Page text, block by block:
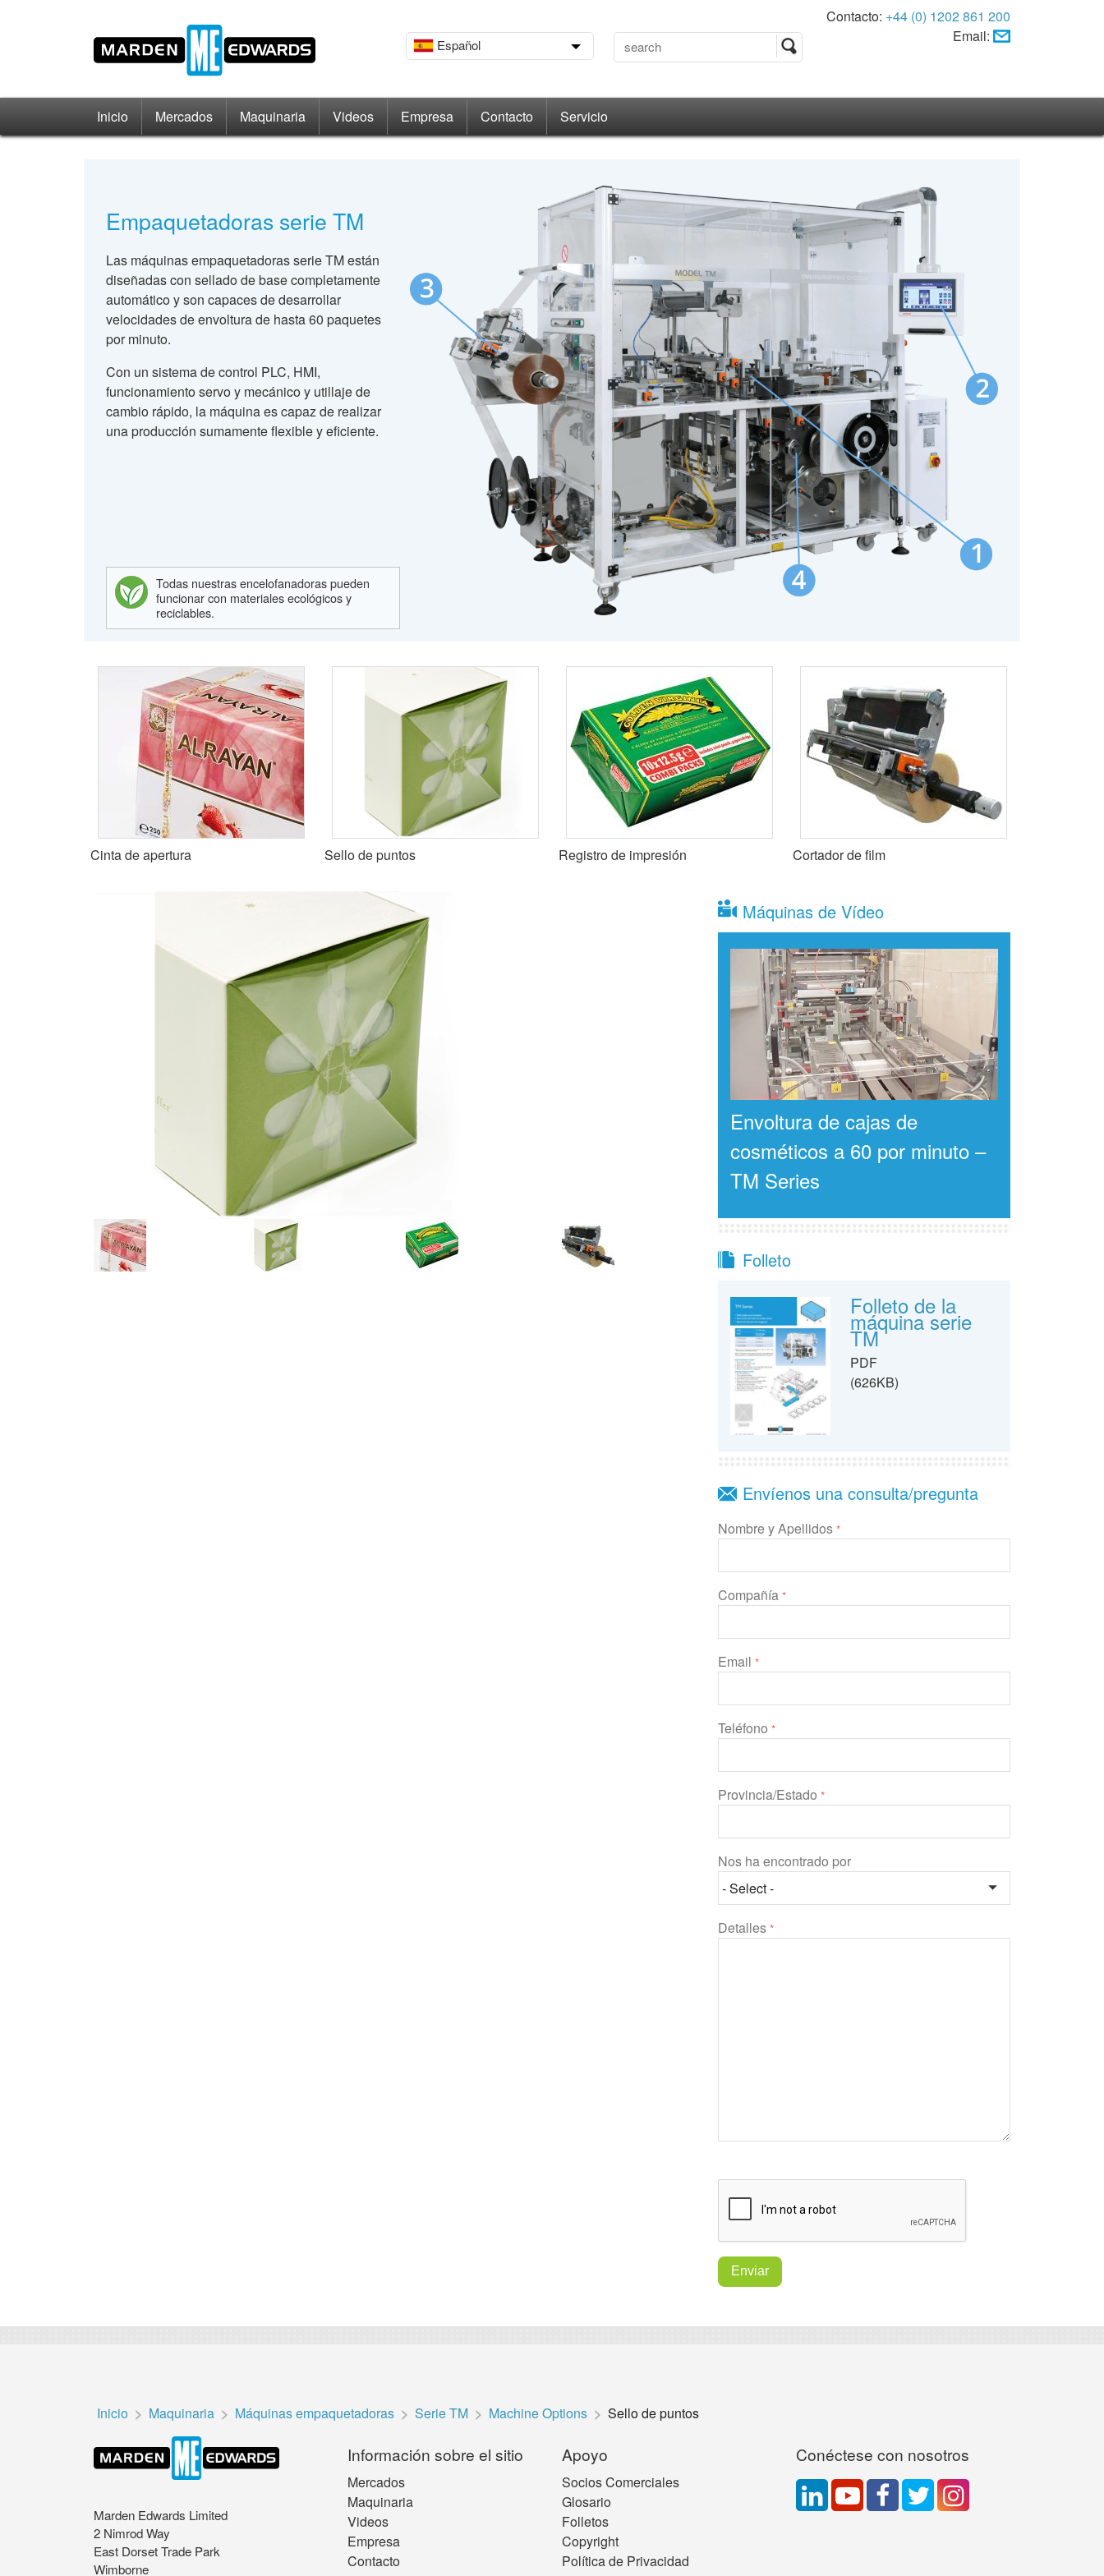
Español
Contacto: +44 (0) 1202 861 200
Email:
Inicio Mercados Maquinaria Videos Empresa Contacto Servicio
Empaquetadoras serie TM
Las máquinas empaquetadoras serie TM están
diseñadas con sellado de base completamente
automático y son capaces de desarrollar
velocidades de envoltura de hasta 60 paquetes
por minuto.
Con un sistema de control PLC, HMI,
funcionamiento servo y mecánico y utillaje de
cambio rápido, la máquina es capaz de realizar
una producción sumamente flexible y eficiente.
Todas nuestras encelofanadoras pueden
funcionar con materiales ecológicos y
reciclables.
Cinta de apertura Sello de puntos Registro de impresión Cortador de film
Máquinas de Vídeo
Envoltura de cajas de
cosméticos a 60 por minuto –
TM Series
Folleto
Folleto de la
máquina serie
TM
PDF
(626KB)
Envíenos una consulta/pregunta
Nombre y Apellidos *
Compañía *
Email *
Teléfono *
Provincia/Estado *
Nos ha encontrado por
Detalles *
Inicio Maquinaria Máquinas empaquetadoras Serie TM Machine Options Sello de puntos
Marden Edwards Limited
2 Nimrod Way
East Dorset Trade Park
Wimborne
Información sobre el sitio
Mercados
Maquinaria
Videos
Empresa
Contacto
Apoyo
Socios Comerciales
Glosario
Folletos
Copyright
Política de Privacidad
Conéctese con nosotros